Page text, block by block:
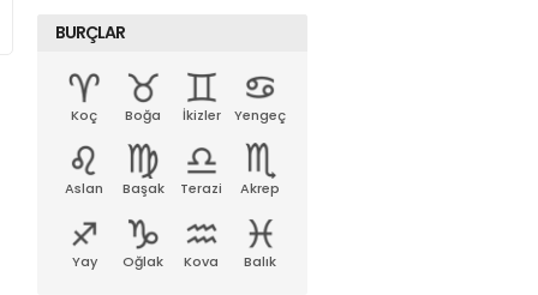
BURÇLAR
Koç Boğa İkizler Yengeç
Aslan Başak Terazi Akrep
Yay Oğlak Kova Balık